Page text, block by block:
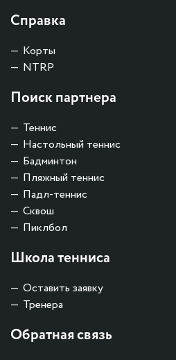
Справка
Корты
NTRP
Поиск партнера
Теннис
Настольный теннис
Бадминтон
Пляжный теннис
Падл-теннис
Сквош
Пиклбол
Школа тенниса
Оставить заявку
Тренера
Обратная связь